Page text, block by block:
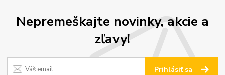
Nepremeškajte novinky, akcie a
zľavy!
Prihlásiť sa